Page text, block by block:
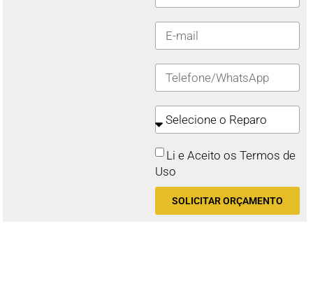
Li e Aceito os Termos de
Uso
SOLICITAR ORÇAMENTO